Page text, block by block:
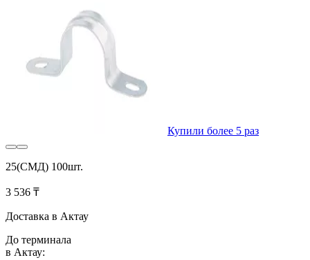
Купили более 5 раз
25(СМД) 100шт.
3 536 ₸
Доставка в Актау
До терминала
в Актау: